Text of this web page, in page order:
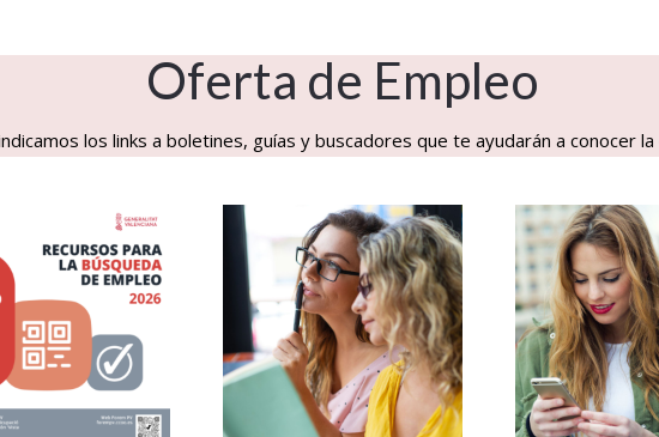
Oferta de Empleo
los links a boletines, guías y buscadores que te ayudarán a conocer